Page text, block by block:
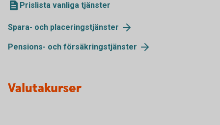
Prislista vanliga tjänster
Spara- och placeringstjänster
Pensions- och försäkringstjänster
Valutakurser